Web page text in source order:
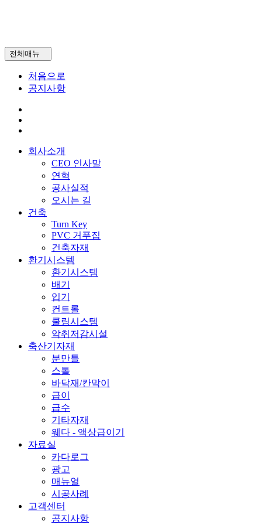
전체매뉴
처음으로
공지사항
회사소개
CEO 인사말
연혁
공사실적
오시는 길
건축
Turn Key
PVC 거푸집
건축자재
환기시스템
환기시스템
배기
입기
컨트롤
쿨링시스템
악취저감시설
축산기자재
분만틀
스톨
바닥재/칸막이
급이
급수
기타자재
웨다 - 액상급이기
자료실
카다로그
광고
매뉴얼
시공사례
고객센터
공지사항